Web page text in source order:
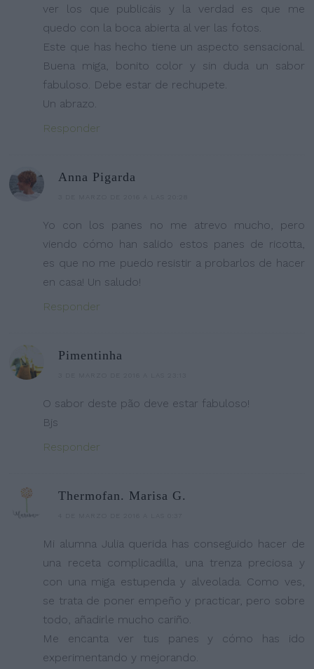
ver los que publicáis y la verdad es que me
quedo con la boca abierta al ver las fotos.
Este que has hecho tiene un aspecto sensacional.
Buena miga, bonito color y sin duda un sabor
fabuloso. Debe estar de rechupete.
Un abrazo.
Responder
Anna Pigarda
Yo con los panes no me atrevo mucho, pero
viendo cómo han salido estos panes de ricotta,
es que no me puedo resistir a probarlos de hacer
en casa! Un saludo!
Responder
Pimentinha
O sabor deste pão deve estar fabuloso!
Bjs
Responder
Thermofan. Marisa G.
Mi alumna Julia querida has conseguido hacer de
una receta complicadilla, una trenza preciosa y
con una miga estupenda y alveolada. Como ves,
se trata de poner empeño y practicar, pero sobre
todo, añadirle mucho cariño.
Me encanta ver tus panes y cómo has ido
experimentando y mejorando.